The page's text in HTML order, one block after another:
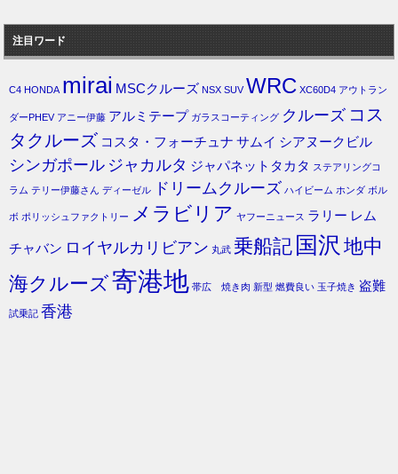
注目ワード
C4 HONDA mirai MSCクルーズ NSX SUV WRC XC60D4 アウトラン
ダーPHEV アニー伊藤 アルミテープ ガラスコーティング クルーズ コス
タクルーズ コスタ・フォーチュナ サムイ シアヌークビル
シンガポール ジャカルタ ジャパネットタカタ ステアリングコ
ラム テリー伊藤さん ディーゼル ドリームクルーズ ハイビーム ホンダ ボル
ボ ポリッシュファクトリー メラビリア ヤフーニュース ラリー レム
チャバン ロイヤルカリビアン 丸武 乗船記 国沢 地中
海クルーズ寄港地 帯広 焼き肉 新型 燃費良い 玉子焼き 盗難
試乗記 香港